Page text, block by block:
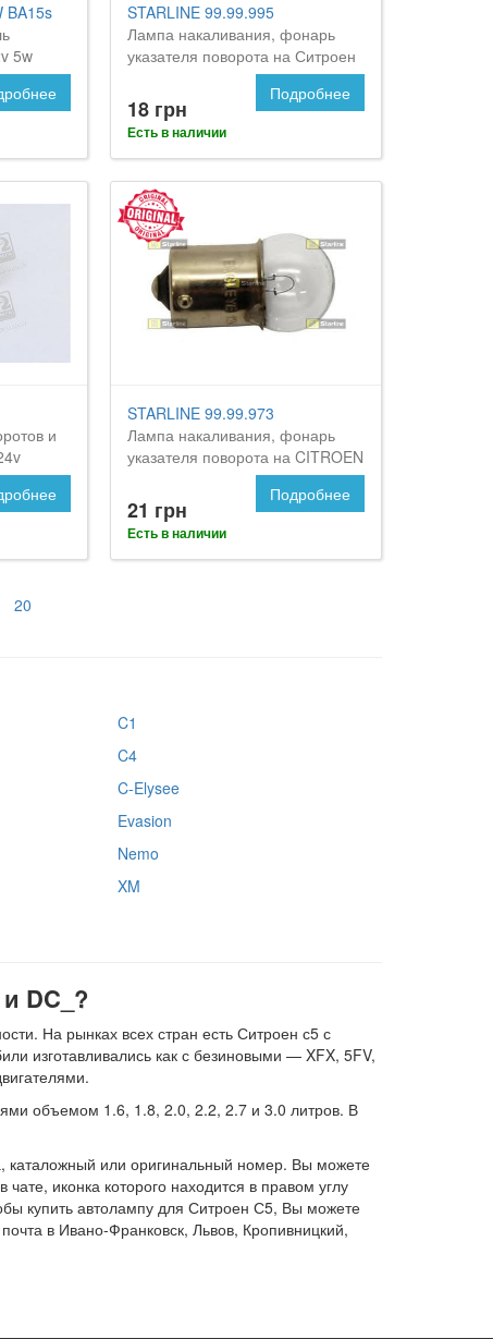
BA15s
5w
C5
STARLINE 99.99.995
Лампа накаливания, фонарь
указателя поворота на Ситроен
18 грн
Есть в наличии
Подробнее
и
STARLINE 99.99.973
Лампа накаливания, фонарь
указателя поворота на CITROEN
21 грн
Есть в наличии
Подробнее
20
C1
C4
C-Elysee
Evasion
Nemo
XM
DC_?
На рынках всех стран есть Ситроен с5 с
изготавливались как с безиновыми — XFX, 5FV,
объемом 1.6, 1.8, 2.0, 2.2, 2.7 и 3.0 литров. В
каталожный или оригинальный номер. Вы можете
иконка которого находится в правом углу
купить автолампу для Ситроен С5, Вы можете
в Ивано-Франковск, Львов, Кропивницкий,